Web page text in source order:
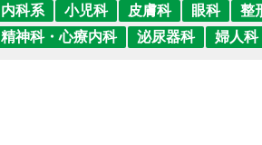
内科系 小児科 皮膚科 眼科 整
精神科・心療内科
泌尿器科 婦人科